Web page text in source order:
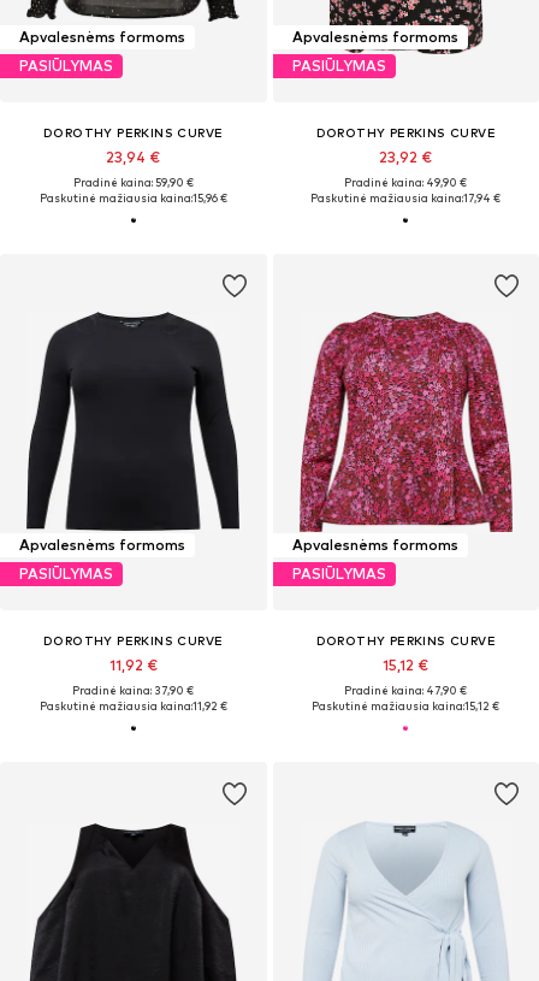
Apvalesnėms formoms
PASIŪLYMAS
DOROTHY PERKINS CURVE
23,94 €
Pradinė kaina: 59,90 €
Paskutinė mažiausia kaina:15,96 €
Apvalesnėms formoms
PASIŪLYMAS
DOROTHY PERKINS CURVE
23,92 €
Pradinė kaina: 49,90 €
Paskutinė mažiausia kaina:17,94 €
Apvalesnėms formoms
PASIŪLYMAS
DOROTHY PERKINS CURVE
11,92 €
Pradinė kaina: 37,90 €
Paskutinė mažiausia kaina:11,92 €
Apvalesnėms formoms
PASIŪLYMAS
DOROTHY PERKINS CURVE
15,12 €
Pradinė kaina: 47,90 €
Paskutinė mažiausia kaina:15,12 €